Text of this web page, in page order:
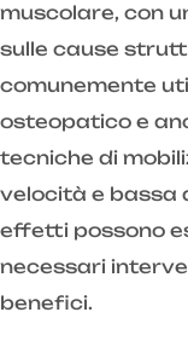
muscolare, con
sulle cause
comunemente
osteopatico e
tecniche di
velocità e bassa
effetti possono
necessari
benefici.